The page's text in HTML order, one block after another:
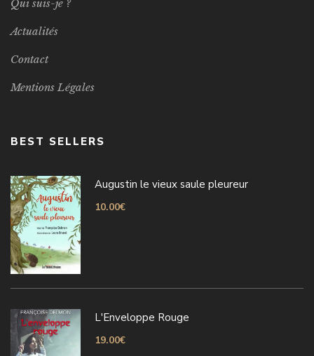
Qui suis-je ?
Actualités
Contact
Mentions Légales
BEST SELLERS
Augustin le vieux saule pleureur
10.00€
L'Enveloppe Rouge
19.00€